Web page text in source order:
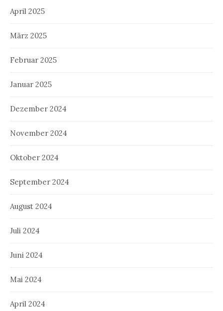
April 2025
März 2025
Februar 2025
Januar 2025
Dezember 2024
November 2024
Oktober 2024
September 2024
August 2024
Juli 2024
Juni 2024
Mai 2024
April 2024